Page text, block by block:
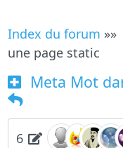
Index du forum »»
une page static
Meta Mot
6